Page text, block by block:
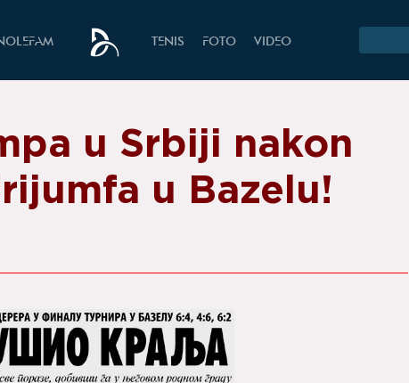
TENIS FOTO VIDEO
u Srbiji nakon
u Bazelu!